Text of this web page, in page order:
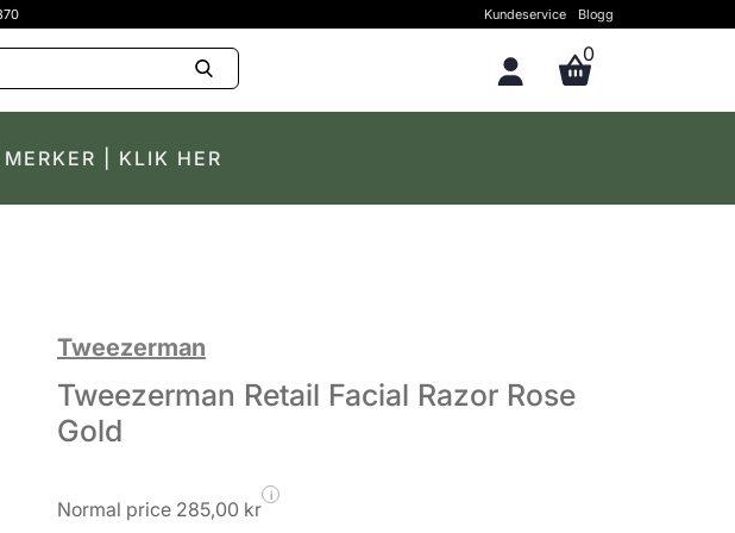
Kundeservice Blogg
0
| KLIK HER
Tweezerman
Tweezerman Retail Facial Razor Rose
Gold
Normal price 285,00 kr
i